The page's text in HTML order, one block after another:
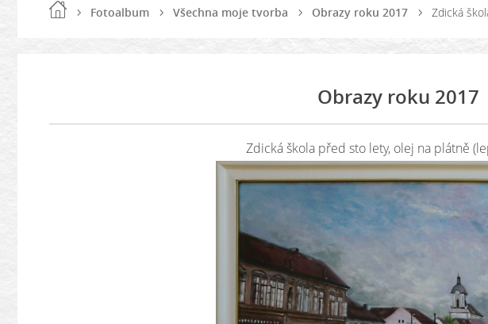
Fotoalbum Všechna moje tvorba Obrazy roku 2017 Zdická
Obrazy roku 2017
Zdická škola před sto lety, olej na plátně